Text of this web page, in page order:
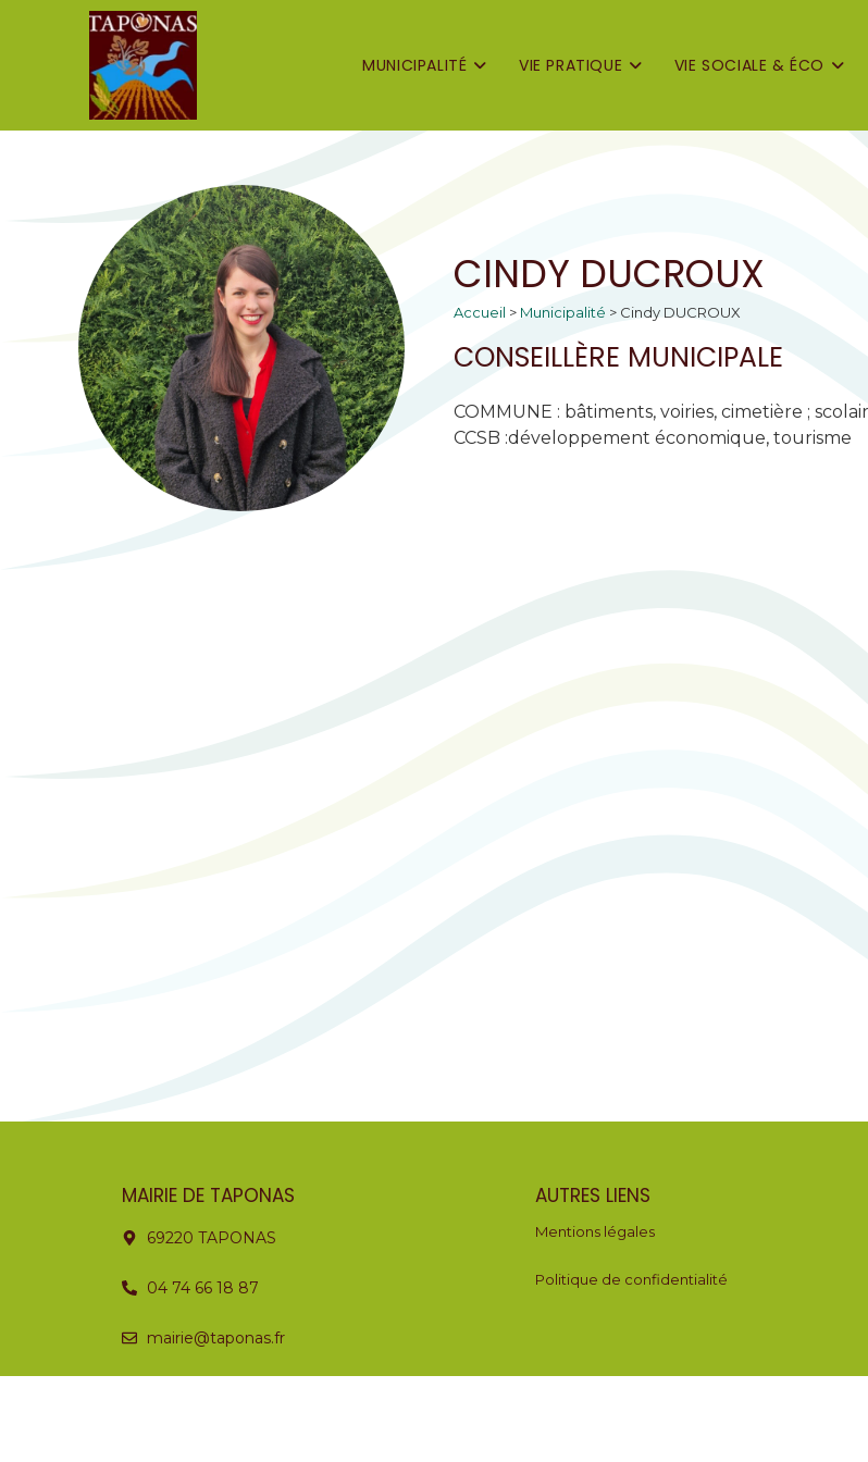
MUNICIPALITÉ VIE PRATIQUE VIE SOCIALE & ÉCO
CINDY DUCROUX
Accueil > Municipalité > Cindy DUCROUX
CONSEILLÈRE MUNICIPALE
COMMUNE : bâtiments, voiries, cimetière ;
CCSB :développement économique, tourisme
MAIRIE DE TAPONAS
69220 TAPONAS
04 74 66 18 87
mairie@taponas.fr
AUTRES LIENS
Mentions légales
Politique de confidentialité